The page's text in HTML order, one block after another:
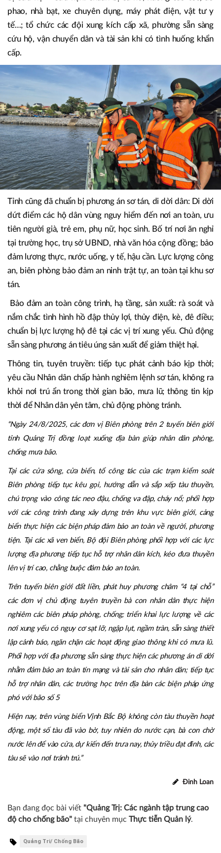
Quân sự tỉnh, Bộ đội Biên phòng, Công an tỉnh, các sở,
ngành chuyên môn và chính quyền địa phương phối hợp
chặt chẽ, huy động lực lượng, phương tiện kịp thời ứng
cứu khi có sự cố. Bố trí, huy động phương tiện, trang thiết
bị cứu hộ – cứu nạn: chuẩn bị ca nô, xuồng cao tốc, áo
phao, nhà bạt, xe chuyên dụng, máy phát điện, vật tư y
tế…; tổ chức các đội xung kích cấp xã, phường sẵn sàng
cứu hộ, vận chuyển dân và tài sản khi có tình huống khẩn
cấp.
Tỉnh cũng đã chuẩn bị phương án sơ tán, di dời dân: Di dời
dứt điểm các hộ dân vùng nguy hiểm đến nơi an toàn, ưu
tại trường học, trụ sở UBND, nhà văn hóa cộng đồng; bảo
đảm lương thực, nước uống, y tế, hậu cần. Lực lượng công
an, biên phòng bảo đảm an ninh trật tự, an toàn tại khu sơ
Bảo đảm an toàn công trình, hạ tầng, sản xuất: rà soát và
nắm chắc tình hình hồ đập thủy lợi, thủy điện, kè, đê điều;
chuẩn bị lực lượng hộ đê tại các vị trí xung yếu. Chủ động
sẵn sàng phương án tiêu úng sản xuất để giảm thiệt hại.
Thông tin, tuyên truyền: tiếp tục phát cảnh báo kịp thời;
yêu cầu Nhân dân chấp hành nghiêm lệnh sơ tán, không ra
khỏi nơi trú ẩn trong thời gian bão, mưa lũ; thông tin kịp
thời để Nhân dân yên tâm, chủ động phòng tránh.
Tại các cửa sông, cửa biển, tổ công tác của các trạm kiểm soát
Biên phòng tiếp tục kêu gọi, hướng dẫn và sắp xếp tàu thuyền,
chú trọng vào công tác neo đậu, chống va đập, cháy nổ; phối hợp
Trên tuyến biên giới đất liền, phát huy phương châm “4 tại chỗ”
các đơn vị chủ động tuyên truyền bà con nhân dân thực hiện
nghiêm các biên pháp phòng, chống; triển khai lực lượng về các
nơi xung yếu có nguy cơ sạt lỡ, ngập lụt, ngầm tràn, sẵn sàng thiết
Hiện nay, trên vùng biển Vịnh Bắc Bộ không còn tàu thuyền hoạt
nước lên để vào cửa, dự kiến đến trưa nay, thủy triều đạt đỉnh, các
tàu sẽ vào nơi tránh trú.”